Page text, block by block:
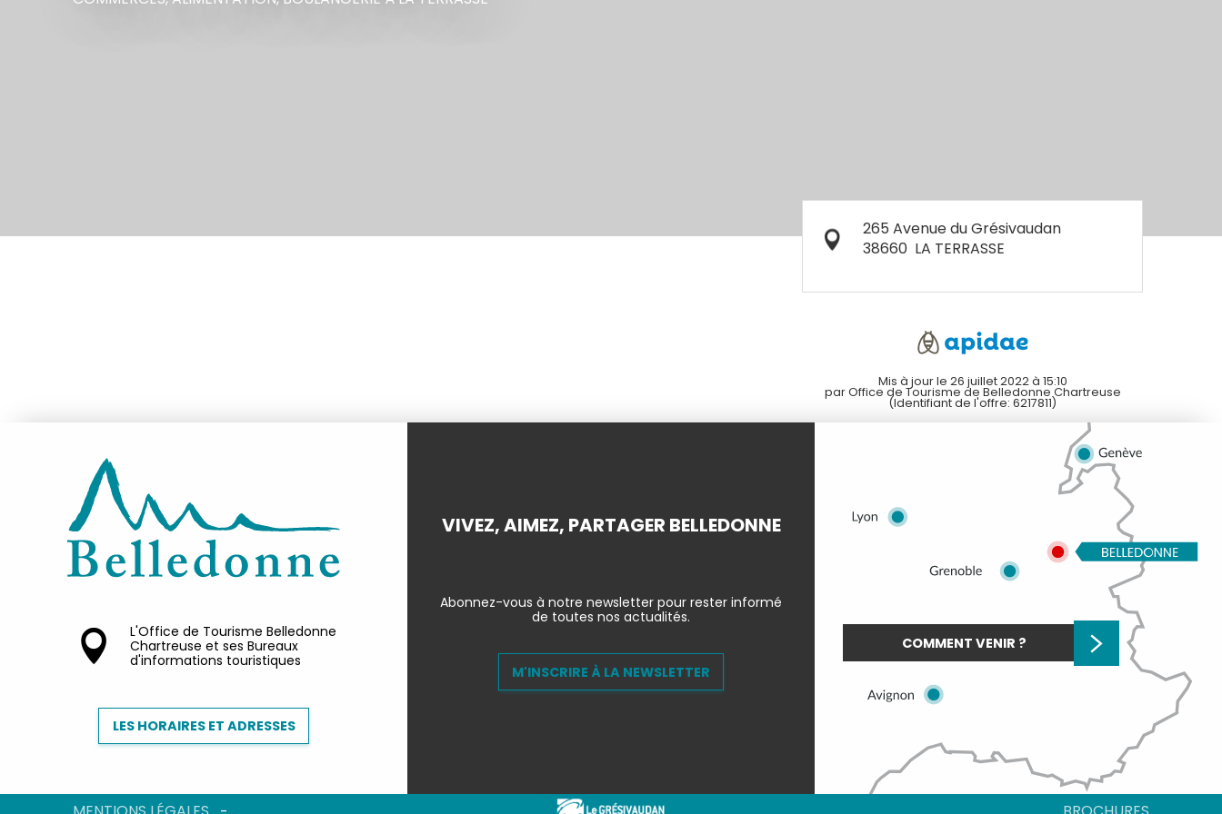
265 Avenue du Grésivaudan
38660 LA TERRASSE
Mis à jour le 26 juillet 2022 à 15:10
par Office de Tourisme de Belledonne Chartreuse
(Identifiant de l'offre: 6217811)
L'Office de Tourisme Belledonne
Chartreuse et ses Bureaux
d'informations touristiques
LES HORAIRES ET ADRESSES
VIVEZ, AIMEZ, PARTAGER BELLEDONNE
Abonnez-vous à notre newsletter pour rester informé
de toutes nos actualités.
M'INSCRIRE À LA NEWSLETTER
COMMENT VENIR ?